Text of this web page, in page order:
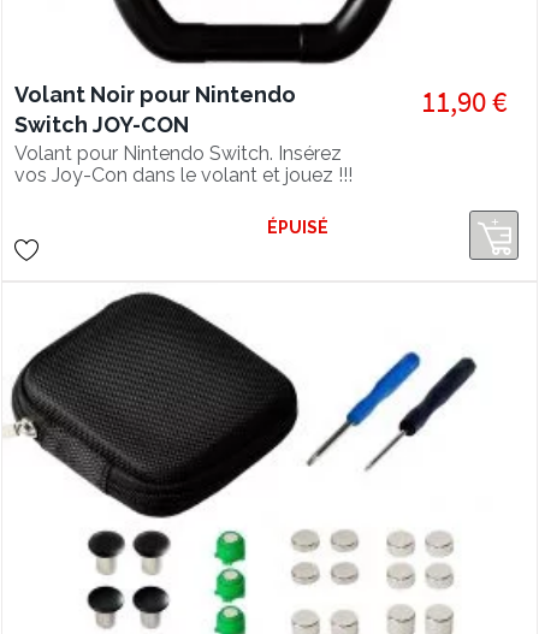
Volant Noir pour Nintendo
Switch JOY-CON
Volant pour Nintendo Switch. Insérez
vos Joy-Con dans le volant et jouez !!!
11,90 €
ÉPUISÉ